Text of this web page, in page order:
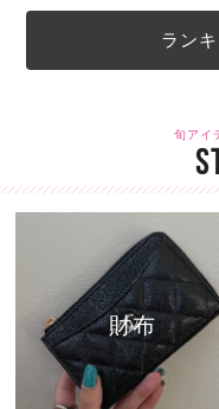
ラン
旬アイ
財布